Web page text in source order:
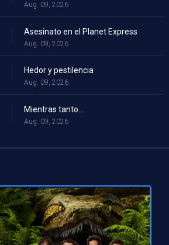
Aug. 09, 2026
Asesinato en el Planet Express
Aug. 09, 2026
Hedor y pestilencia
Aug. 09, 2026
Mientras tanto...
Aug. 09, 2026